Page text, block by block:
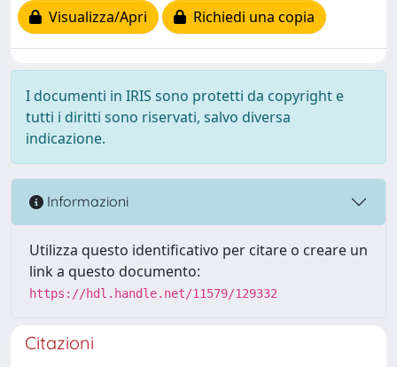
Visualizza/Apri
Richiedi una copia
I documenti in IRIS sono protetti da copyright e
tutti i diritti sono riservati, salvo diversa
indicazione.
Informazioni
Utilizza questo identificativo per citare o creare un
link a questo documento:
https://hdl.handle.net/11579/129332
Citazioni